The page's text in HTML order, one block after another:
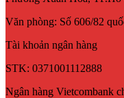
Văn phòng: Số 606/82
Tài khoản ngân hàng
STK: 0371001112888
Ngân hàng Vietcombank